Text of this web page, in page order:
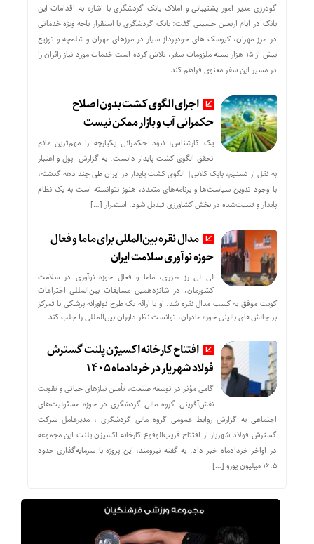
گودرزی مدیر امور پشتیبانی و املاک بانک گردشگری با اشاره به اقدامات این
بانک در ایام اربعین حسینی گفت: بانک گردشگری با استقرار باجه ویژه خدماتی
در مرز مهران، کیوسک های خودپرداز سیار در مرزهای مهران و شلمچه و توزیع
بیش از ۱۵ هزار بسته ملزومات سفر، تلاش کرده است خدمات مورد نیاز زائران را
در مسیر این سفر معنوی فراهم کند.
اجرای الگوی کشت بدون اصلاح
حکمرانی آب و بازار ممکن نیست
یک کارشناس، نبود حکمرانی یکپارچه را مهم‌ترین مانع
تحقق الگوی کشت پایدار دانست. به گزارش پول و اعتبار
به نقل از تسنیم، بابک کلانی| الگوی کشت پایدار در ایران طی چند دهه گذشته،
با وجود تدوین سیاست‌ها و برنامه‌های متعدد، هنوز نتوانسته است به یک نظام
پایدار و تثبیت‌شده در بخش کشاورزی تبدیل شود. استمرار […]
مدال نقره بین‌المللی برای ماما و فعال
حوزه نوآوری سلامت ایران
لی لی رز طزری، ماما و فعال حوزه نوآوری در سلامت
کشورمان، در شانزدهمین مسابقات بین‌المللی اختراعات
کویت موفق به کسب مدال نقره شد. او با ارائه یک طرح نوآورانه پزشکی با تمرکز
بر چالش‌های بالینی حوزه مادران، توانست نظر داوران بین‌المللی را جلب کند.
افتتاح کارخانه اکسیژن پلنت گسترش
فولاد شهریار در خردادماه ۱۴۰۵
گامی مؤثر در توسعه صنعت، تأمین نیازهای حیاتی و تقویت
نقش‌آفرینی گروه مالی گردشگری در حوزه مسئولیت‌های
اجتماعی به گزارش روابط عمومی گروه مالی گردشگری ، مدیرعامل شرکت
گسترش فولاد شهریار از افتتاح قریب‌الوقوع کارخانه اکسیژن پلنت این مجموعه
در اواخر خردادماه خبر داد. به گفته نیرومند، این پروژه با سرمایه‌گذاری حدود
۱۶.۵ میلیون یورو […]